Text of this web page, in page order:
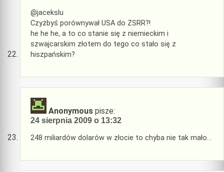
@jacekslu
Czyżbyś porównywał USA do ZSRR?!
he he he, a to co stanie się z niemieckim i
szwajcarskim złotem do tego co stało się z
hiszpańskim?
Anonymous pisze:
24 sierpnia 2009 o 13:32
248 miliardów dolarów w złocie to chyba nie tak mało…